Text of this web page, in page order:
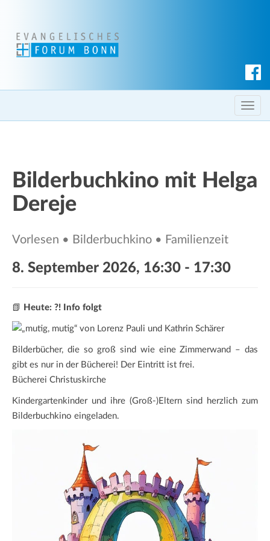
c
h T
o
e
Bilderbuchkino mit Helga
Dereje
Vorlesen • Bilderbuchkino • Familienzeit
8. September 2026, 16:30 - 17:30
📗 Heute: ?! Info folgt
Bilderbücher, die so groß sind wie eine Zimmerwand – das
gibt es nur in der Bücherei! Der Eintritt ist frei.
Bücherei Christuskirche
Kindergartenkinder und ihre (Groß-)Eltern sind herzlich zum
Bilderbuchkino eingeladen.